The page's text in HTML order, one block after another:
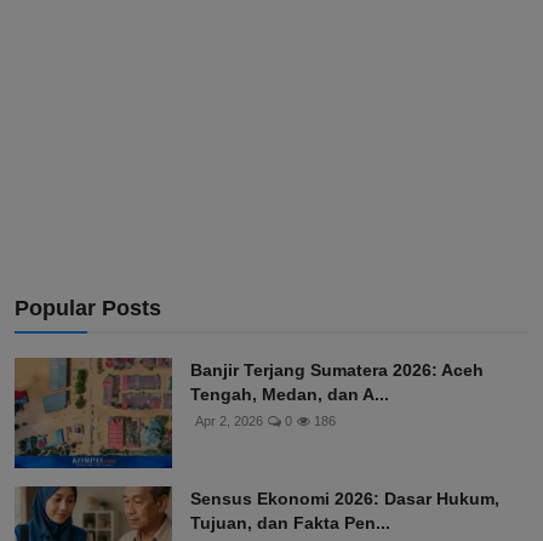
Popular Posts
Banjir Terjang Sumatera 2026: Aceh
Tengah, Medan, dan A...
Apr 2, 2026 0 186
Sensus Ekonomi 2026: Dasar Hukum,
Tujuan, dan Fakta Pen...